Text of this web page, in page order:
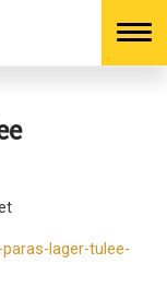
lager-tulee-